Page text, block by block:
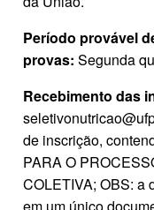
Período provável
provas: Segunda
Recebimento das
de inscrição,
PARA O
COLETIVA; OBS: a